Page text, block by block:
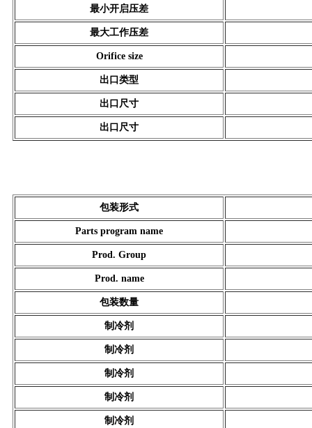
最小开启压差
最大工作压差
Orifice size
出口类型
出口尺寸
出口尺寸
包装形式
Parts program name
Prod. Group
Prod. name
包装数量
制冷剂
制冷剂
制冷剂
制冷剂
制冷剂